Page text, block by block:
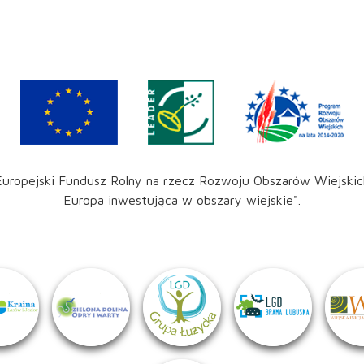
Fundusz Rolny na rzecz Rozwoju Obszarów
Europa inwestująca w obszary wiejskie".